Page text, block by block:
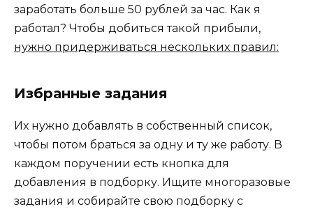
заработать больше 50 рублей за час. Как я
работал? Чтобы добиться такой прибыли,
нужно придерживаться нескольких правил:
Избранные задания
Их нужно добавлять в собственный список,
чтобы потом браться за одну и ту же работу. В
каждом поручении есть кнопка для
добавления в подборку. Ищите многоразовые
задания и собирайте свою подборку с